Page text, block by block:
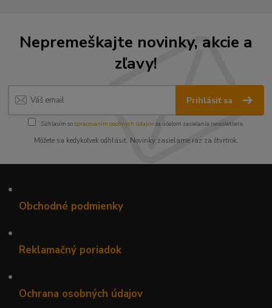
Nepremeškajte novinky, akcie a
zľavy!
Prihlásiť sa
Súhlasím sospracovaním osobných údajov za účelom zasielania newslettera.
Môžete sa kedykoľvek odhlásiť. Novinky zasielame raz za štvrťrok.
•
Obchodné podmienky
•
Reklamačný poriadok
•
Ochrana osobných údajov